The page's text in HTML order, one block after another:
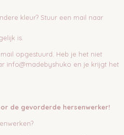
kleur? Stuur een mail naar
is.
opgestuurd. Heb je het niet
info@madebyshuko en je krijgt het
de gevorderde hersenwerker!